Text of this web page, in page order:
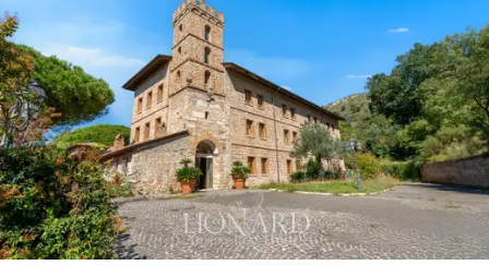
hotelestá distribuído por quatro andares, acolhendo
os hóspedes em espaços refinados e elegantes. No
térreo fica a entrada principal, espaçosa e iluminada,
que leva às salas de jantardo restaurante, perfeitas
para recepções e banquetes exclusivos. Os interiores
são meticulosamente projetados, com tetos
decorados e materiais nobres como madeira e
mármore. Nos andares superiores, os35 quartos,